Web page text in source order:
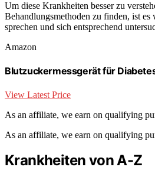
Um diese Krankheiten besser zu
Behandlungsmethoden zu finden, ist
sprechen und sich entsprechend
Amazon
Blutzuckermessgerät für
View Latest Price
As an affiliate, we earn on qualifying
As an affiliate, we earn on qualifying
Krankheiten von A-Z